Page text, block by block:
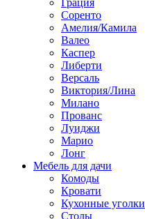
Грация
Соренто
Амелия/Камила
Валео
Каспер
Либерти
Версаль
Виктория/Лина
Милано
Прованс
Луиджи
Марио
Лонг
Мебель для дачи
Комоды
Кровати
Кухонные уголки
Столы